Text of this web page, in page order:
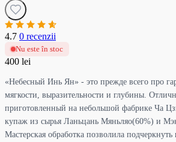
4.7 0 recenzii
Nu este în stoc
400 lei
«Небесный Инь Ян» - это прежде всего про
мягкости, выразительности и глубины.
приготовленный на небольшой фабрике Ча
купаж из сырья Ланьцань Мяньляо(60%) и
Мастерская обработка позволила